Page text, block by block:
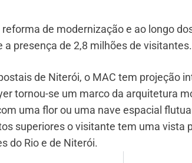
de modernização e ao longo
a presença de 2,8 milhões de visitantes.
de Niterói, o MAC tem projeção
tornou-se um marco da arquitetura
uma flor ou uma nave espacial
superiores o visitante tem uma vista
do Rio e de Niterói.